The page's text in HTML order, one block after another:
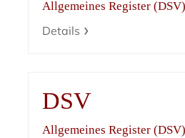
Allgemeines Register (DSV)
Details
DSV
Allgemeines Register (DSV)